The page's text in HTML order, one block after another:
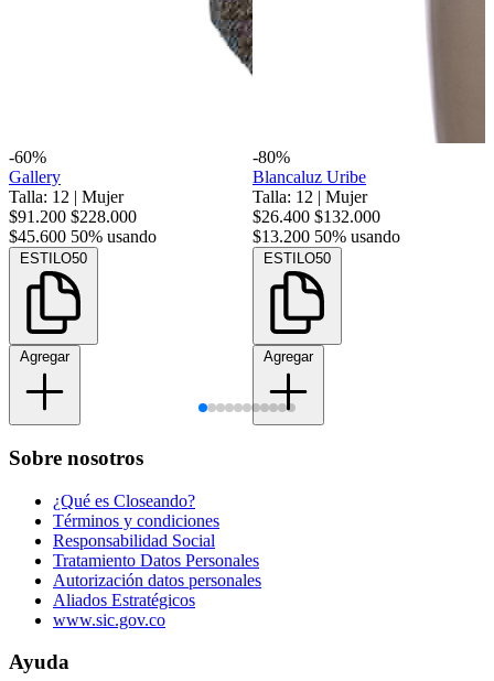
-60%
Gallery
Talla: 12 | Mujer
$91.200 $228.000
$45.600 50% usando
ESTILO50
Agregar
-80%
Blancaluz Uribe
Talla: 12 | Mujer
$26.400 $132.000
$13.200 50% usando
ESTILO50
Agregar
Sobre nosotros
¿Qué es Closeando?
Términos y condiciones
Responsabilidad Social
Tratamiento Datos Personales
Autorización datos personales
Aliados Estratégicos
www.sic.gov.co
Ayuda